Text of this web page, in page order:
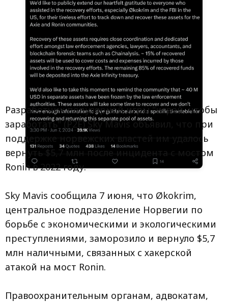
Разработчик популярной игры "играй, чтобы
заработать" (P2E) Sky Mavis объявил, что при
поддержке норвежских властей им удалось
вернуть $5,7 млн после инцидента с мостом
Ronin в 2022 году.
Sky Mavis сообщила 7 июня, что Økokrim,
центральное подразделение Норвегии по
борьбе с экономическими и экологическими
преступлениями, заморозило и вернуло $5,7
млн наличными, связанных с хакерской
атакой на мост Ronin.
Правоохранительным органам, адвокатам,